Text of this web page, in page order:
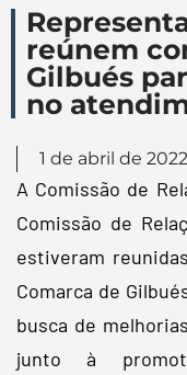
reúnem
Gilbués
no
1 de abril de 2022
A Comissão de
Comissão de
estiveram
Comarca de
busca de
junto à